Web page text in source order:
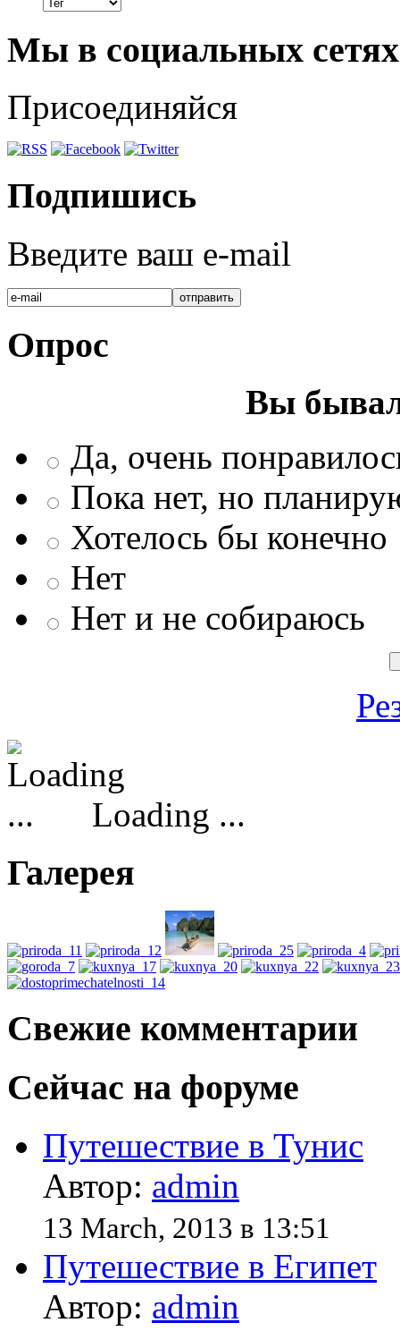
Мы в социальных сетях
Присоединяйся
Подпишись
Введите ваш e-mail
Опрос
Вы
Да, очень
Пока нет, но
Хотелось бы конечно
Нет
Нет и не собираюсь
Loading ...
Галерея
Свежие комментарии
Сейчас на форуме
Путешествие в Тунис
Автор: admin
13 March, 2013 в 13:51
Путешествие в Египет
Автор: admin